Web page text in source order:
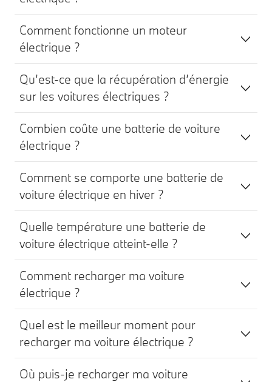
Comment fonctionne un moteur
électrique ?
Qu’est-ce que la récupération d’énergie
sur les voitures électriques ?
Combien coûte une batterie de voiture
électrique ?
Comment se comporte une batterie de
voiture électrique en hiver ?
Quelle température une batterie de
voiture électrique atteint-elle ?
Comment recharger ma voiture
électrique ?
Quel est le meilleur moment pour
recharger ma voiture électrique ?
Où puis-je recharger ma voiture